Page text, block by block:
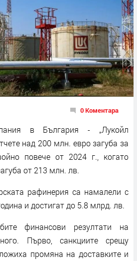
0 Коментара
в България - „Лукойл
над 200 млн. евро загуба за
повече от 2024 г., когато
от 213 млн. лв.
рафинерия са намалели с
и достигат до 5.8 млрд. лв.
финансови резултати на
Първо, санкциите срещу
промяна на доставките и